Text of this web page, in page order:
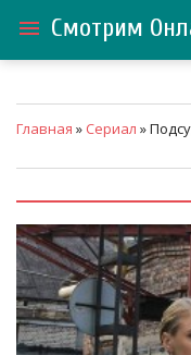
menu Смотрим
Главная » Сериал »